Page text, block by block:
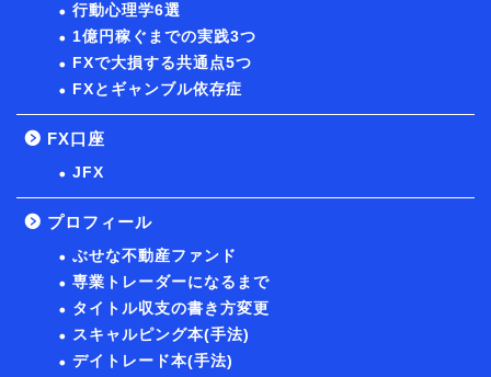
行動心理学6選
1億円稼ぐまでの実践3つ
FXで大損する共通点5つ
FXとギャンブル依存症
FX口座
JFX
プロフィール
ぶせな不動産ファンド
専業トレーダーになるまで
タイトル収支の書き方変更
スキャルピング本(手法)
デイトレード本(手法)